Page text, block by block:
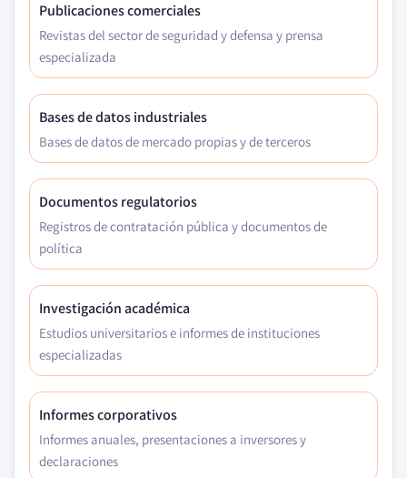
Publicaciones comerciales
Revistas del sector de seguridad y defensa y prensa
especializada
Bases de datos industriales
Bases de datos de mercado propias y de terceros
Documentos regulatorios
Registros de contratación pública y documentos de
política
Investigación académica
Estudios universitarios e informes de instituciones
especializadas
Informes corporativos
Informes anuales, presentaciones a inversores y
declaraciones